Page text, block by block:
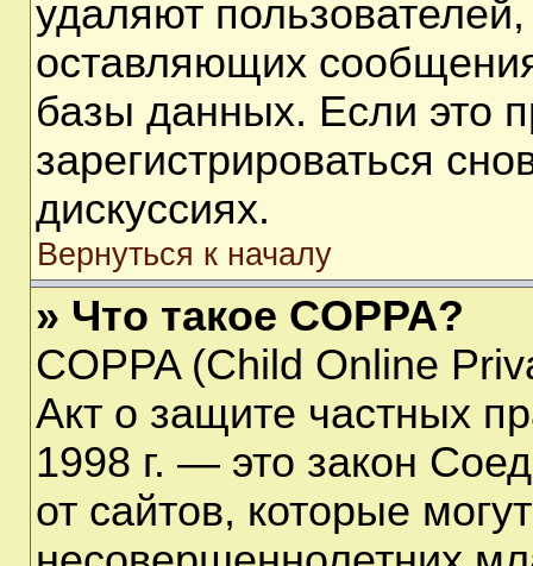
удаляют
оставляющих
базы данных. Если это
зарегистрироваться
дискуссиях.
Вернуться к началу
» Что такое COPPA?
COPPA (Child Online
Акт о защите частных
1998 г. — это закон
от сайтов, которые